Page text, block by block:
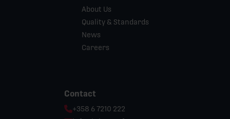
About Us
Quality & Standards
News
Careers
Contact
Phone:
+358 6 7210 222